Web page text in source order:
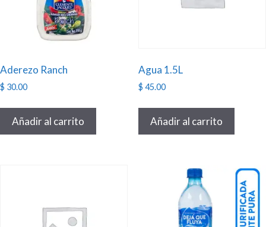
Aderezo Ranch
$ 30.00
Añadir al carrito
Agua 1.5L
$ 45.00
Añadir al carrito